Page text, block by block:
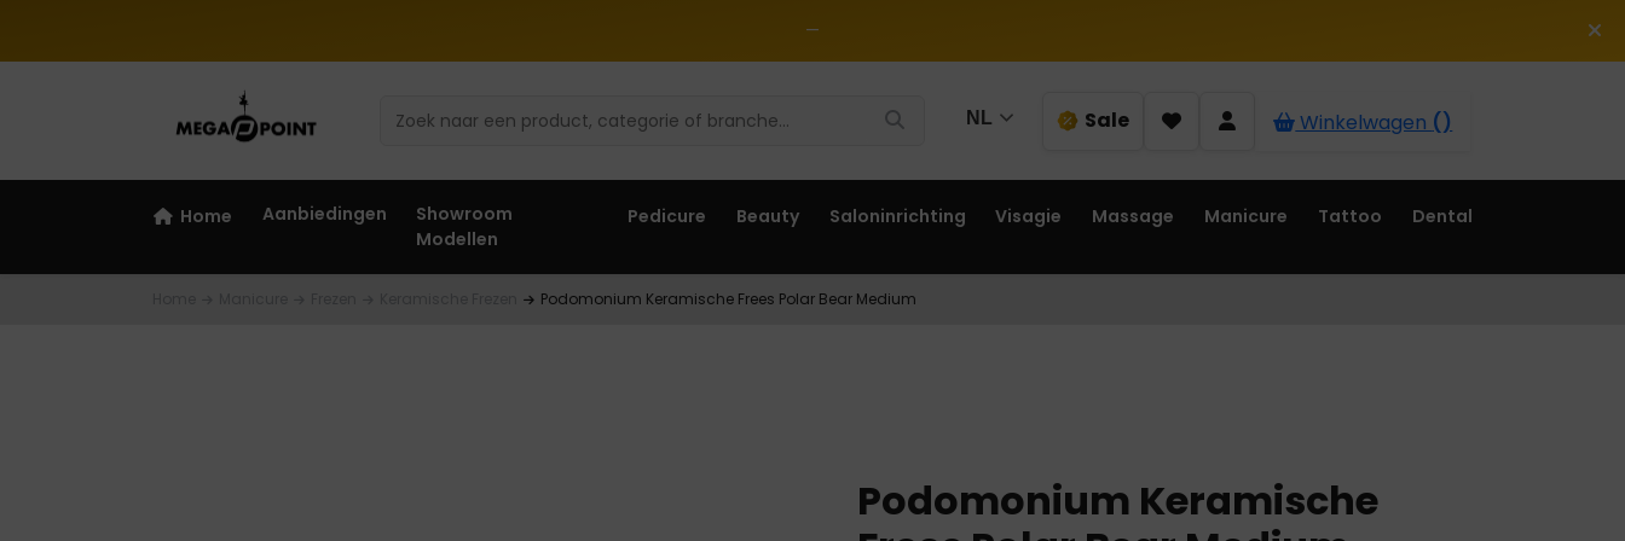
—
NL Sale Winkelwagen ()
Home Aanbiedingen
Showroom
Modellen
Pedicure Beauty Saloninrichting Visagie Massage Manicure Tattoo Dental
Podomonium Keramische Frees Polar Bear Medium
Podomonium Keramische